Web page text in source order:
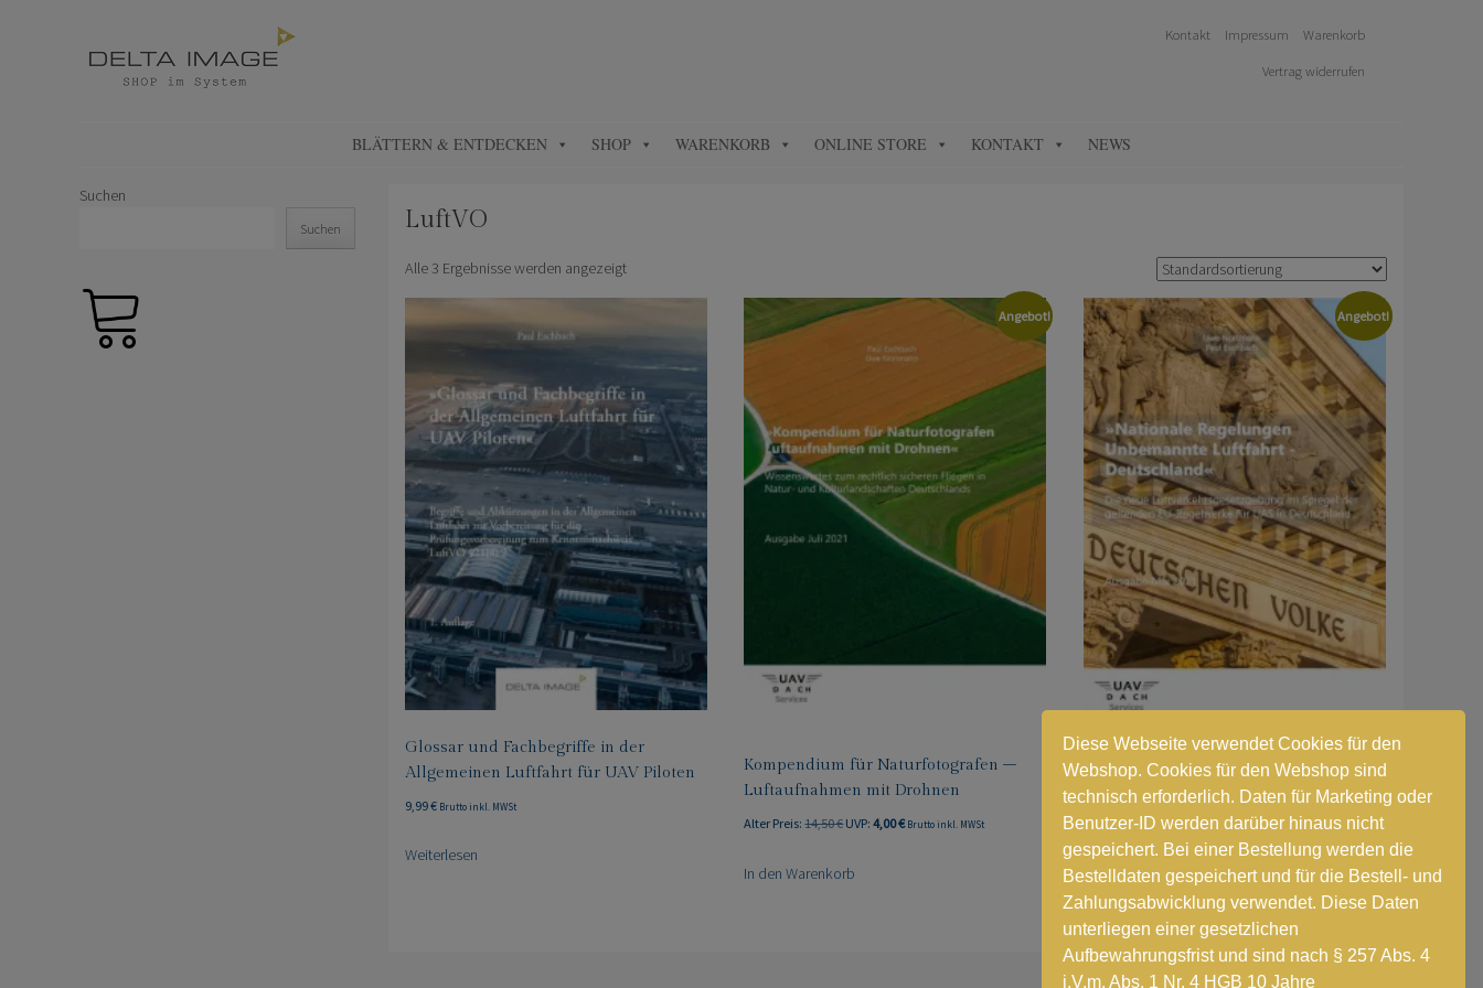
Kontakt Impressum Warenkorb
Vertrag widerrufen
BLÄTTERN & ENTDECKEN SHOP WARENKORB ONLINE STORE KONTAKT NEWS
LuftVO
Alle 3 Ergebnisse werden angezeigt
Glossar und Fachbegriffe in der
Allgemeinen Luftfahrt für UAV Piloten
9,99€ Brutto inkl. MWSt
Weiterlesen
Angebot!
Kompendium für Naturfotografen –
Luftaufnahmen mit Drohnen
Alter Preis: 14,50€Ursprünglicher
war:
UVP: 4,00€Aktueller
Brutto inkl. MWSt
In den Warenkorb
Angebot!
Nationale Regelungen in der
Unbemannten Luftfahrt – Deutschland
Alter Preis: 9,80€Ursprünglicher
Preis
war:
9,80 €
UVP:4,00€Aktueller
Preis
ist:
4,00 €.
Brutto inkl. MWSt
Weiterlesen
Suchen
Suchen
Diese Webseite verwendet Cookies für den
Webshop. Cookies für den Webshop sind
technisch erforderlich. Daten für Marketing oder
Benutzer-ID werden darüber hinaus nicht
gespeichert. Bei einer Bestellung werden die
Bestelldaten gespeichert und für die Bestell- und
Zahlungsabwicklung verwendet. Diese Daten
unterliegen einer gesetzlichen
Aufbewahrungsfrist und sind nach § 257 Abs. 4
i.V.m. Abs. 1 Nr. 4 HGB 10 Jahre